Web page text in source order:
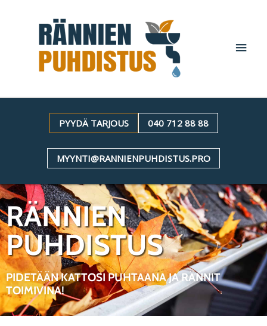
PYYDÄ TARJOUS 040 712 88 88
MYYNTI@RANNIENPUHDISTUS.PRO
RÄNNIEN
PUHDISTUS
PIDETÄÄN KATTOSI PUHTAANA JA RÄNNIT
TOIMIVINA!